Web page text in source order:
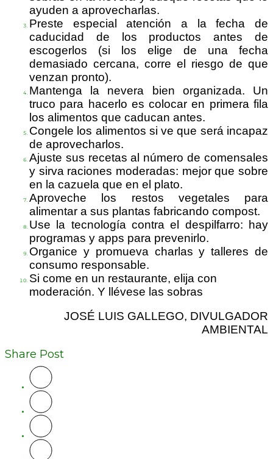
ayuden a aprovecharlas.
Preste especial atención a la fecha de
caducidad de los productos antes de
escogerlos (si los elige de una fecha
demasiado cercana, corre el riesgo de que
venzan pronto).
Mantenga la nevera bien organizada. Un
truco para hacerlo es colocar en primera fila
los alimentos que caducan antes.
Congele los alimentos si ve que será incapaz
de aprovecharlos.
Ajuste sus recetas al número de comensales
y sirva raciones moderadas: mejor que sobre
en la cazuela que en el plato.
Aproveche los restos vegetales para
alimentar a sus plantas fabricando compost.
Use la tecnología contra el despilfarro: hay
programas y apps para prevenirlo.
Organice y promueva charlas y talleres de
consumo responsable.
Si come en un restaurante, elija con
moderación. Y llévese las sobras
JOSÉ LUIS GALLEGO, DIVULGADOR
AMBIENTAL
Share Post